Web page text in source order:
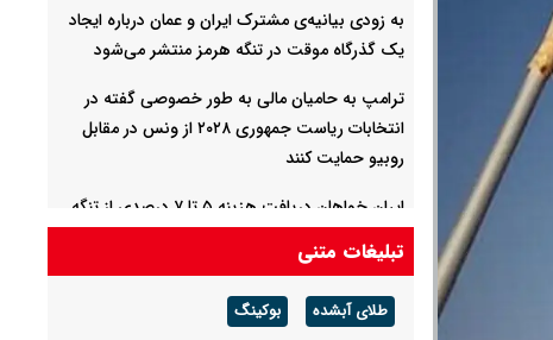
به زودی بیانیه‌ی مشترک ایران و عمان درباره ایجاد
یک گذرگاه موقت در تنگه هرمز منتشر می‌شود
ترامپ به حامیان مالی به طور خصوصی گفته در
انتخابات ریاست جمهوری ۲۰۲۸ از ونس در مقابل
روبیو حمایت کنند
ایران خواهان دریافت هزینه ۵ تا ۷ درصدی از تنگه
هرمز است
صاعقه در هند ۱۴ کشته بر جای گذاشت
تبلیغات متنی
طلای آبشده بوکینگ